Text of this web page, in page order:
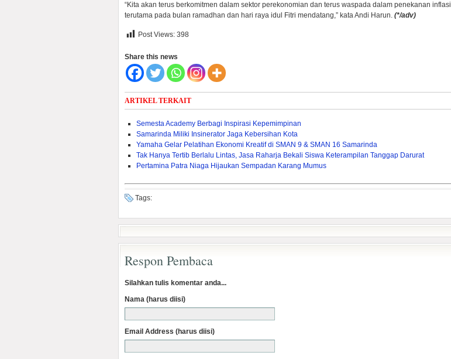
“Kita akan terus berkomitmen dalam sektor perekonomian dan terus waspada dalam penekanan inflasi
terutama pada bulan ramadhan dan hari raya idul Fitri mendatang,” kata Andi Harun. (*/adv)
Post Views: 398
Share this news
ARTIKEL TERKAIT
Semesta Academy Berbagi Inspirasi Kepemimpinan
Samarinda Miliki Insinerator Jaga Kebersihan Kota
Yamaha Gelar Pelatihan Ekonomi Kreatif di SMAN 9 & SMAN 16 Samarinda
Tak Hanya Tertib Berlalu Lintas, Jasa Raharja Bekali Siswa Keterampilan Tanggap Darurat
Pertamina Patra Niaga Hijaukan Sempadan Karang Mumus
Tags:
Respon Pembaca
Silahkan tulis komentar anda...
Nama (harus diisi)
Email Address (harus diisi)